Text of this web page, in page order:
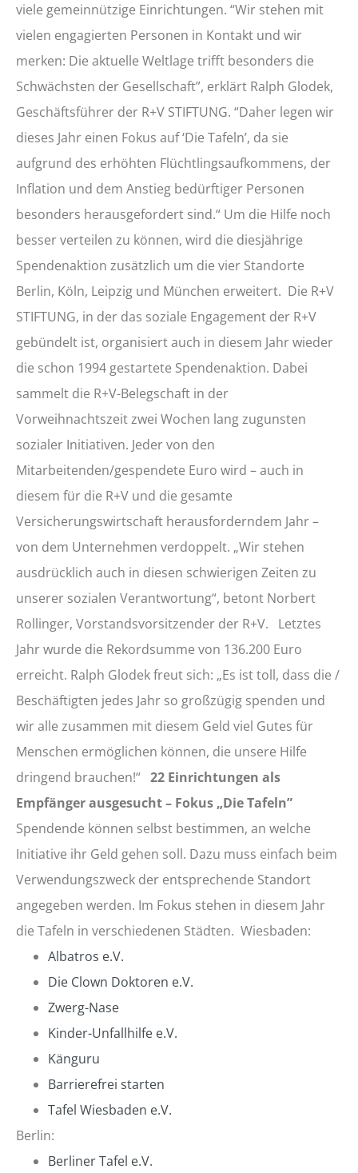
viele gemeinnützige Einrichtungen. “Wir stehen mit
vielen engagierten Personen in Kontakt und wir
merken: Die aktuelle Weltlage trifft besonders die
Schwächsten der Gesellschaft”, erklärt Ralph Glodek,
Geschäftsführer der R+V STIFTUNG. “Daher legen wir
dieses Jahr einen Fokus auf ‘Die Tafeln’, da sie
aufgrund des erhöhten Flüchtlingsaufkommens, der
Inflation und dem Anstieg bedürftiger Personen
besonders herausgefordert sind.“ Um die Hilfe noch
besser verteilen zu können, wird die diesjährige
Spendenaktion zusätzlich um die vier Standorte
Berlin, Köln, Leipzig und München erweitert. Die R+V
STIFTUNG​, in der das soziale Engagement der R+V
gebündelt ist, organisiert auch in diesem Jahr wieder
die schon 1994 gestartete Spendenaktion. Dabei
sammelt die R+V-Belegschaft in der
Vorweihnachtszeit zwei Wochen lang zugunsten
sozialer Initiativen. Jeder von den
Mitarbeitenden/gespendete Euro wird – auch in
diesem für die R+V und die gesamte
Versicherungswirtschaft herausforderndem Jahr –
von dem Unternehmen verdoppelt. „Wir stehen
ausdrücklich auch in diesen schwierigen Zeiten zu
unserer sozialen Verantwortung“, betont Norbert
Rollinger, Vorstandsvorsitzender der R+V.
Letztes
Jahr wurde die Rekordsumme von 136.200 Euro
erreicht. Ralph Glodek freut sich: „Es ist toll, dass die /
Beschäftigten jedes Jahr so großzügig spenden und
wir alle zusammen mit diesem Geld viel Gutes für
Menschen ermöglichen können, die unsere Hilfe
dringend brauchen!“ 22 Einrichtungen als
Empfänger ausgesucht – Fokus „Die Tafeln”
Spendende können selbst bestimmen, an welche
Initiative ihr Geld gehen soll. Dazu muss einfach beim
Verwendungszweck der entsprechende Standort
angegeben werden. Im Fokus stehen in diesem Jahr
die Tafeln in verschiedenen Städten. Wiesbaden:
Albatros e.V.
Die Clown Doktoren e.V.
Zwerg-Nase
Kinder-Unfallhilfe e.V.
Känguru
Barrierefrei starten
Tafel Wiesbaden e.V.
Berlin:
Berliner Tafel e.V.